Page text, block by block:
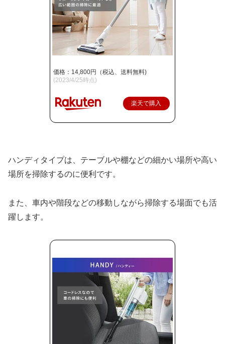
価格：14,800円（税込、送料無料)
(2023/4/25時点)
楽天で購入
ハンディタイプは、テーブルや棚などの細かい場所や高い
場所を掃除するのに便利です。
また、車内や階段などの移動しながら掃除する場面でも活
躍します。